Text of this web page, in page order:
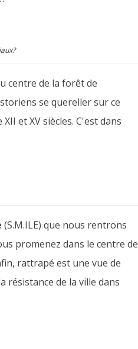
centre de la forêt de
se quereller sur ce
et XV siècles. C'est dans
(S.M.ILE) que nous rentrons
promenez dans le centre de
rattrapé est une vue de
de la ville dans